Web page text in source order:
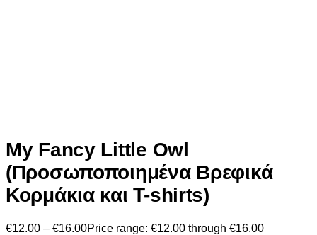
My Fancy Little Owl
(Προσωποποιημένα Βρεφικά
Κορμάκια και T-shirts)
€12.00 – €16.00Price range: €12.00 through €16.00